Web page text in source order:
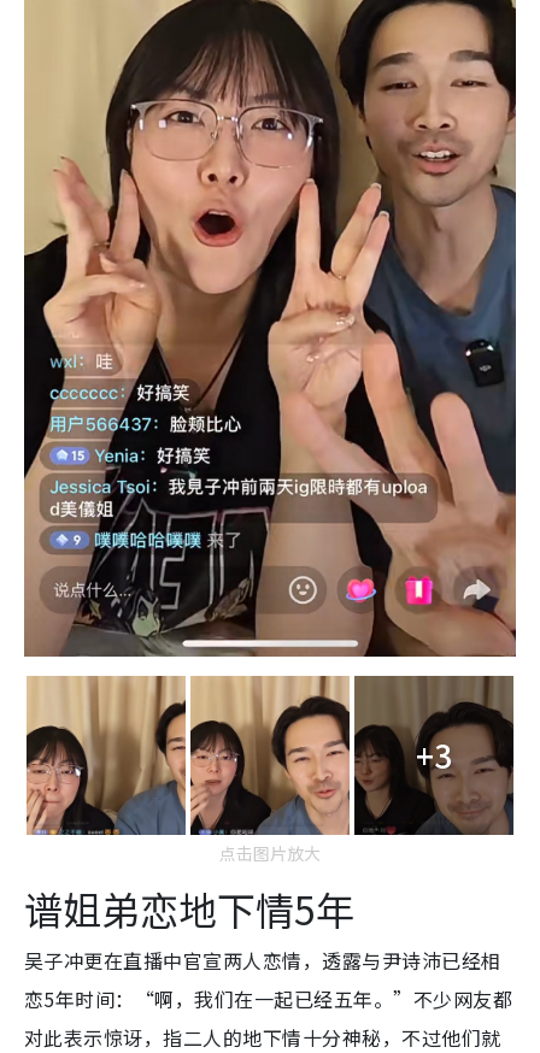
+3
点击图片放大
谱姐弟恋地下情5年
吴子冲更在直播中官宣两人恋情，透露与尹诗沛已经相
恋5年时间：“啊，我们在一起已经五年。”不少网友都
对此表示惊讶，指二人的地下情十分神秘，不过他们就